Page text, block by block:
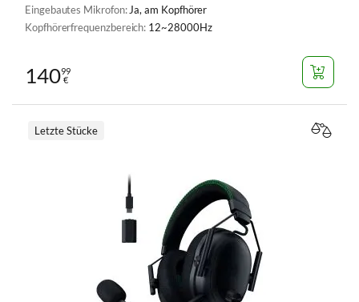
Eingebautes Mikrofon:Ja, am Kopfhörer
Kopfhörerfrequenzbereich: 12~28000Hz
14099
€
Letzte Stücke